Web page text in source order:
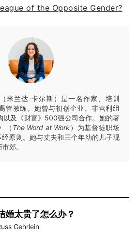
of the Opposite Gender?
（米兰达·卡尔斯）是一名作家、培训
管教练。她曾与初创企业、非营利组
以及《财富》500强公司合作。她的著
（ The Word at Work）为基督徒职场
原则。她与丈夫和三个年幼的儿子现
郊。
婚太贵了怎么办？
Gehrlein